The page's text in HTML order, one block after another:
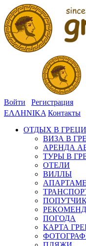
Войти
Регистрация
ΕΛΛΗΝΙΚΑ Контакты
ОТДЫХ В
ВИЗА В
АРЕНДА
ТУРЫ В
ОТЕЛИ
ВИЛЛЫ
ПОГОДА
КАРТА